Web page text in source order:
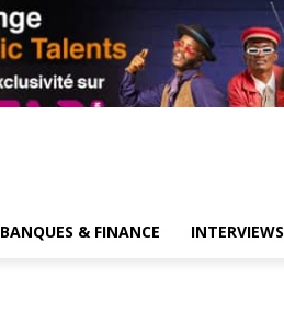
BANQUES & FINANCE INTERVIEWS